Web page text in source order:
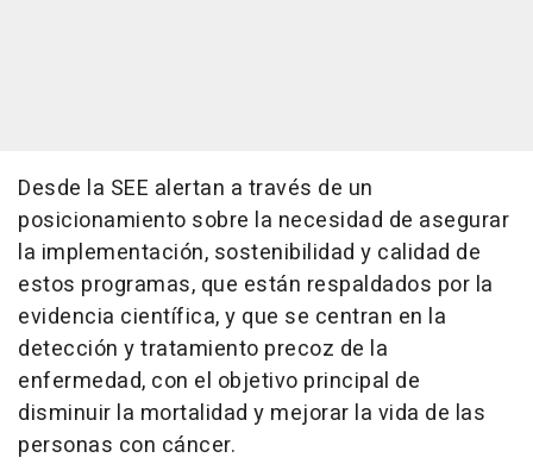
Desde la SEE alertan a través de un
posicionamiento sobre la necesidad de asegurar
la implementación, sostenibilidad y calidad de
estos programas, que están respaldados por la
evidencia científica, y que se centran en la
detección y tratamiento precoz de la
enfermedad, con el objetivo principal de
disminuir la mortalidad y mejorar la vida de las
personas con cáncer.